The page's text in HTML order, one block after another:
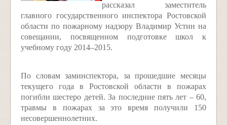
рассказал заместитель
главного государственного инспектора Ростовской
области по пожарному надзору Владимир Устин на
совещании, посвященном подготовке школ к
учебному году 2014–2015.
По словам заминспектора, за прошедшие месяцы
текущего года в Ростовской области в пожарах
погибли шестеро детей. За последние пять лет – 60,
травмы в пожарах за это время получили 150
несовершеннолетних.